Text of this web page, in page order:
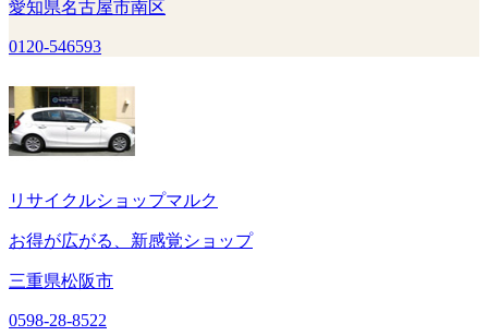
愛知県名古屋市南区
0120-546593
リサイクルショップマルク
お得が広がる、新感覚ショップ
三重県松阪市
0598-28-8522